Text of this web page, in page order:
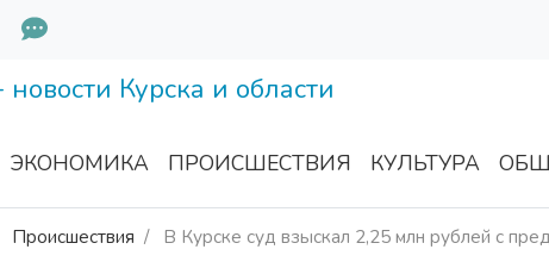
ЭКОНОМИКА ПРОИСШЕСТВИЯ КУЛЬТУРА
Происшествия В Курске суд взыскал 2,25 млн рублей с